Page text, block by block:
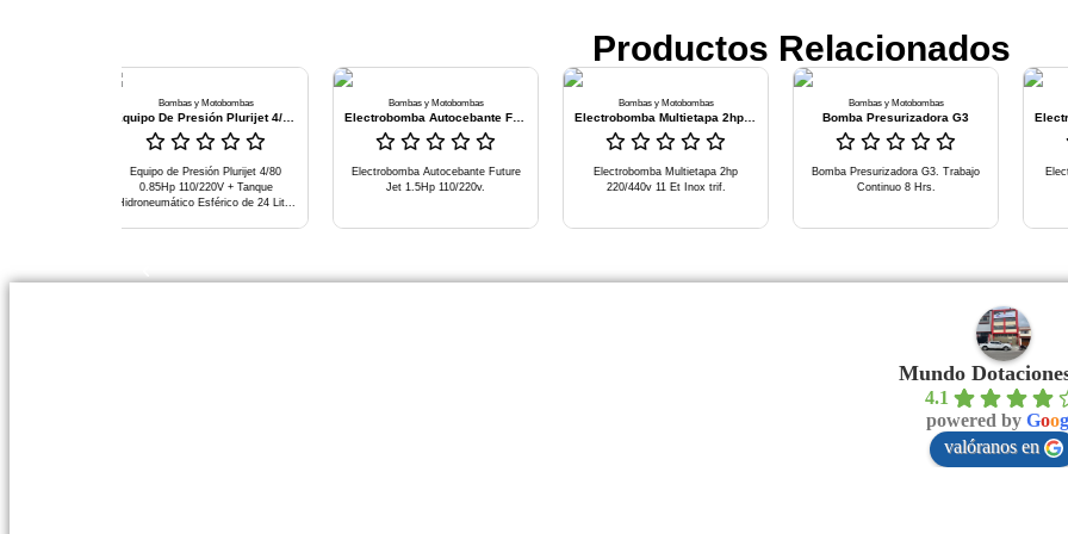
Productos Relacionados
Bombas y Motobombas
Equipo De Presión Plurijet 4/80 0.85hp 110/220v + Tanque Hidroneumático Esférico De 24 Litros
Equipo de Presión Plurijet 4/80
0.85Hp 110/220V + Tanque
Hidroneumático Esférico de 24 Lit...
Bombas y Motobombas
Electrobomba Autocebante Future Jet 1.5hp 110/220v
Electrobomba Autocebante Future
Jet 1.5Hp 110/220v.
Bombas y Motobombas
Electrobomba Multietapa 2hp 220/440v 11 Et Inoxtrif
Electrobomba Multietapa 2hp
220/440v 11 Et Inox trif.
Bombas y Motobombas
Bomba Presurizadora G3
Bomba Presurizadora G3. Trabajo
Bombas y
Electrobomba
Mundo
4.1
powered by Goog
valóranos en